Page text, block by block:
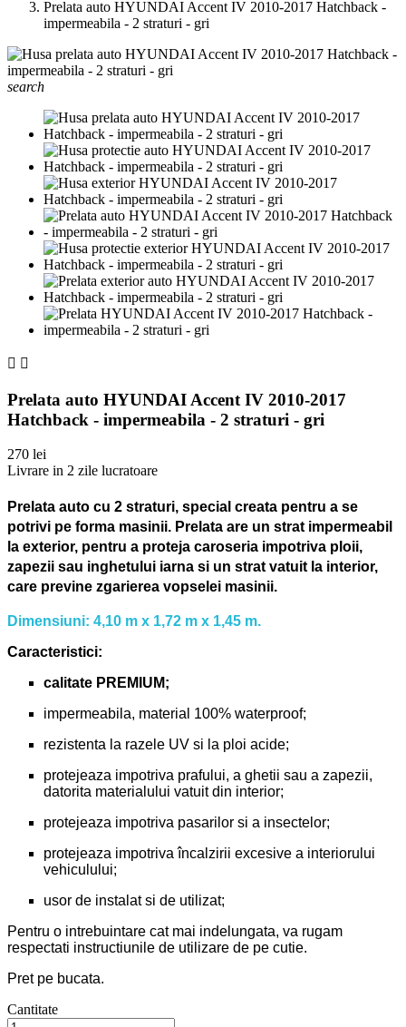
Prelata auto HYUNDAI Accent IV 2010-2017 Hatchback -
impermeabila - 2 straturi - gri
search
 
Prelata auto HYUNDAI Accent IV 2010-2017
Hatchback - impermeabila - 2 straturi - gri
270 lei
Livrare in 2 zile lucratoare
Prelata auto cu 2 straturi, special creata pentru a se
potrivi pe forma masinii. Prelata are un strat impermeabil
la exterior, pentru a proteja caroseria impotriva ploii,
zapezii sau inghetului iarna si un strat vatuit la interior,
care previne zgarierea vopselei masinii.
Dimensiuni: 4,10 m x 1,72 m x 1,45 m.
Caracteristici:
calitate PREMIUM;
impermeabila, material 100% waterproof;
rezistenta la razele UV si la ploi acide;
protejeaza impotriva prafului, a ghetii sau a zapezii,
datorita materialului vatuit din interior;
protejeaza impotriva pasarilor si a insectelor;
protejeaza impotriva încalzirii excesive a interiorului
vehiculului;
usor de instalat si de utilizat;
Pentru o intrebuintare cat mai indelungata, va rugam
respectati instructiunile de utilizare de pe cutie.
Pret pe bucata.
Cantitate